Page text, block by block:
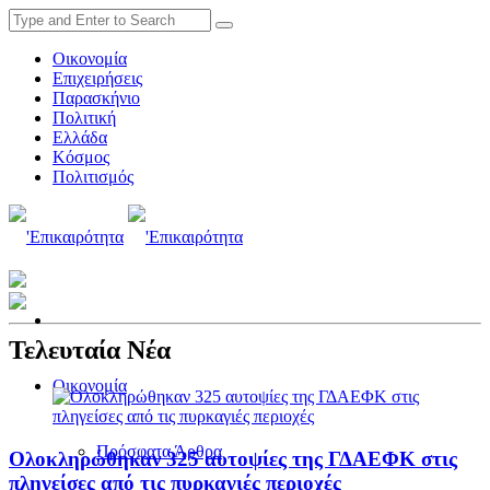
Οικονομία
Επιχειρήσεις
Παρασκήνιο
Πολιτική
Ελλάδα
Κόσμος
Πολιτισμός
Οικονομία
Πρόσφατα Άρθρα
Τελευταία Νέα
Ολοκληρώθηκαν 325 αυτοψίες της ΓΔΑΕΦΚ στις
πληγείσες από τις πυρκαγιές περιοχές